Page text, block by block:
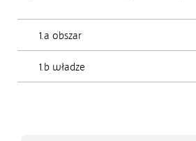
1.a obszar
1.b władze